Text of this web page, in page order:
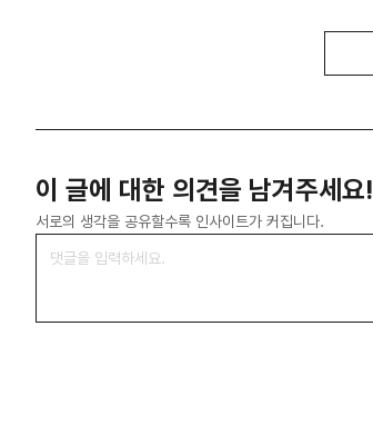
이 글에 대한 의견을 남겨주세요!
서로의 생각을 공유할수록 인사이트가 커집니다.